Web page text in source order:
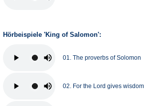
Hörbeispiele 'King of Salomon':
01. The proverbs of Solomon
02. For the Lord gives wisdom